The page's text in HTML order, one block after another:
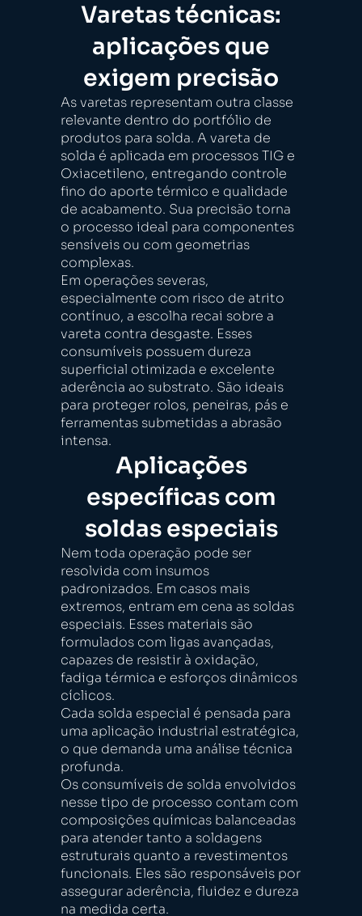
Varetas técnicas:
aplicações que
exigem precisão
As varetas representam outra classe
relevante dentro do portfólio de
produtos para solda. A vareta de
solda é aplicada em processos TIG e
Oxiacetileno, entregando controle
fino do aporte térmico e qualidade
de acabamento. Sua precisão torna
o processo ideal para componentes
sensíveis ou com geometrias
complexas.
Em operações severas,
especialmente com risco de atrito
contínuo, a escolha recai sobre a
vareta contra desgaste. Esses
consumíveis possuem dureza
superficial otimizada e excelente
aderência ao substrato. São ideais
para proteger rolos, peneiras, pás e
ferramentas submetidas a abrasão
intensa.
Aplicações
específicas com
soldas especiais
Nem toda operação pode ser
resolvida com insumos
padronizados. Em casos mais
extremos, entram em cena as soldas
especiais. Esses materiais são
formulados com ligas avançadas,
capazes de resistir à oxidação,
fadiga térmica e esforços dinâmicos
cíclicos.
Cada solda especial é pensada para
uma aplicação industrial estratégica,
o que demanda uma análise técnica
profunda.
Os consumíveis de solda envolvidos
nesse tipo de processo contam com
composições químicas balanceadas
para atender tanto a soldagens
estruturais quanto a revestimentos
funcionais. Eles são responsáveis por
assegurar aderência, fluidez e dureza
na medida certa.